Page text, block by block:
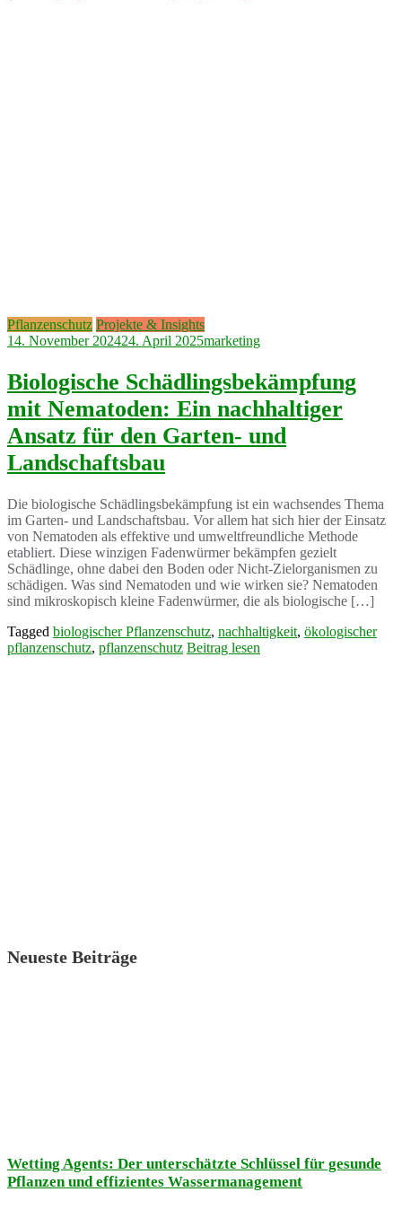
Pflanzenschutz Projekte & Insights
14. November 202424. April 2025marketing
Biologische Schädlingsbekämpfung
mit Nematoden: Ein nachhaltiger
Ansatz für den Garten- und
Landschaftsbau
Die biologische Schädlingsbekämpfung ist ein wachsendes Thema
im Garten- und Landschaftsbau. Vor allem hat sich hier der Einsatz
von Nematoden als effektive und umweltfreundliche Methode
etabliert. Diese winzigen Fadenwürmer bekämpfen gezielt
Schädlinge, ohne dabei den Boden oder Nicht-Zielorganismen zu
schädigen. Was sind Nematoden und wie wirken sie? Nematoden
sind mikroskopisch kleine Fadenwürmer, die als biologische […]
Tagged biologischer Pflanzenschutz, nachhaltigkeit, ökologischer
pflanzenschutz, pflanzenschutz Beitrag lesen
Neueste Beiträge
Wetting Agents: Der unterschätzte Schlüssel für gesunde
Pflanzen und effizientes Wassermanagement